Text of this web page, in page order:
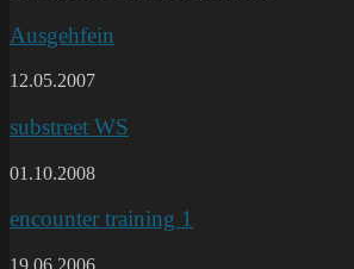
Ausgehfein
12.05.2007
substreet WS
01.10.2008
encounter training 1
19.06.2006